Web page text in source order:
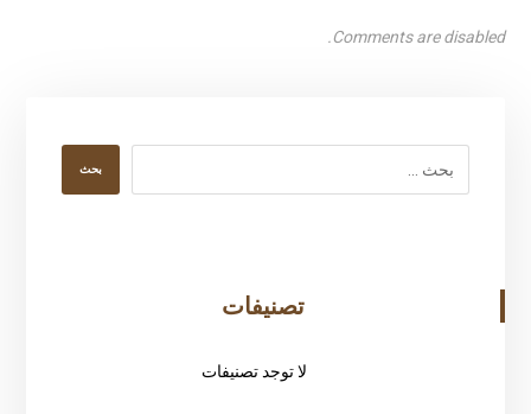
Comments are disabled.
بحث
تصنيفات
لا توجد تصنيفات